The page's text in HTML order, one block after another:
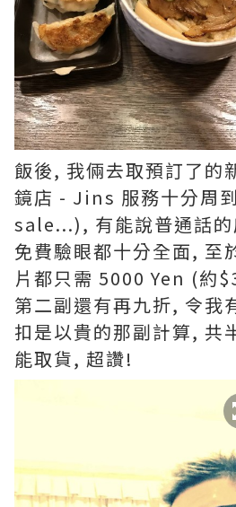
飯後, 我倆去取預訂了的
鏡店 - Jins 服務十分周
sale...), 有能說普通話
免費驗眼都十分全面, 至
片都只需 5000 Yen (約
第二副還有再九折, 令我
扣是以貴的那副計算, 共
能取貨, 超讚!